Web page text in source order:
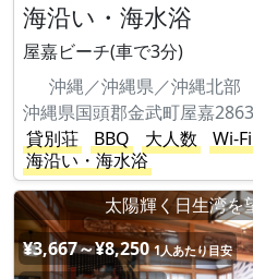
海沿い・海水浴
屋嘉ビーチ(車で3分)
沖縄／沖縄県／沖縄北部
沖縄県国頭郡金武町屋嘉
貸別荘
BBQ 大人数 Wi-Fi
海沿い・海水浴
太陽輝く日生湾を
¥3,667～¥8,250 1人あたり目安